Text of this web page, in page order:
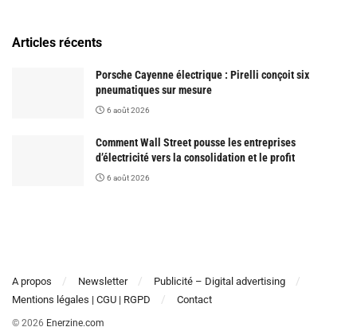
Articles récents
Porsche Cayenne électrique : Pirelli conçoit six
pneumatiques sur mesure
6 août 2026
Comment Wall Street pousse les entreprises
d’électricité vers la consolidation et le profit
6 août 2026
A propos Newsletter
Publicité – Digital advertising
Mentions légales | CGU | RGPD
Contact
© 2026 Enerzine.com